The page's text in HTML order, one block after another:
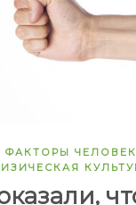
ФАКТОРЫ